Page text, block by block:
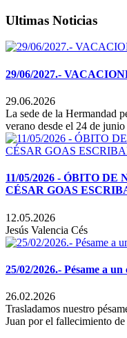
Ultimas Noticias
29/06/2027.-
29.06.2026
La sede de la Hermandad
verano desde el 24 de
11/05/2026 - ÓBITO
CÉSAR GOAS
12.05.2026
Jesús Valencia Cés
25/02/2026.- Pésame a
26.02.2026
Trasladamos nuestro
Juan por el fallecimiento